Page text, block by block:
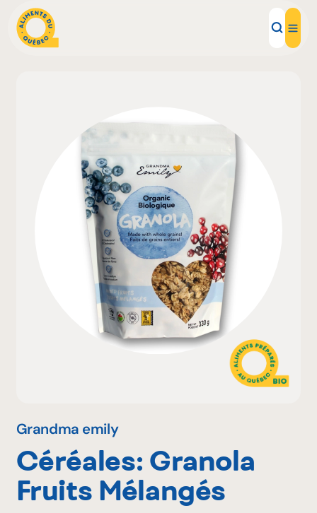
Recettes
Inspirations d'ici
Restaurants
Institutions
À propos
Grandma emily
Céréales: Granola
Fruits Mélangés